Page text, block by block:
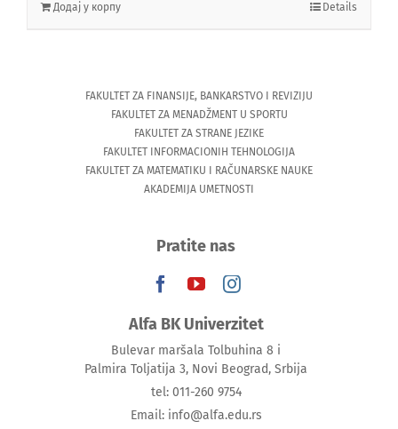
Додај у корпу Details
FAKULTET ZA FINANSIJE, BANKARSTVO I REVIZIJU
FAKULTET ZA MENADŽMENT U SPORTU
FAKULTET ZA STRANE JEZIKE
FAKULTET INFORMACIONIH TEHNOLOGIJA
FAKULTET ZA MATEMATIKU I RAČUNARSKE NAUKE
AKADEMIJA UMETNOSTI
Pratite nas
Alfa BK Univerzitet
Bulevar maršala Tolbuhina 8 i
Palmira Toljatija 3, Novi Beograd, Srbija
tel: 011-260 9754
Email: info@alfa.edu.rs